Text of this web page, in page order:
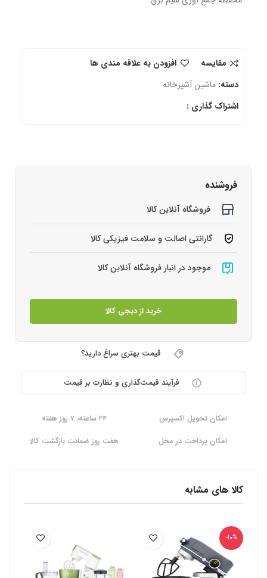
مقایسه
افزودن به علاقه مندی ها
دسته: ماشین آشپزخانه
اشتراک گذاری :
فروشنده
فروشگاه آنلاین کالا
گارانتی اصالت و سلامت فیزیکی کالا
موجود در انبار فروشگاه آنلاین کالا
خرید از دیجی کالا
قیمت بهتری سراغ دارید؟
فرآیند قیمت‌گذاری و نظارت بر قیمت
امکان تحویل اکسپرس
۲۴ ساعته، ۷ روز هفته
امکان پرداخت در محل
هفت روز ضمانت بازگشت کالا
کالا های مشابه
-10%